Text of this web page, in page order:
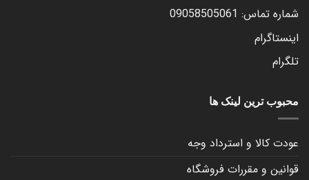
شماره تماس: 09058505061
اینستاگرام
تلگرام
محبوب ترین لینک ها
عودت کالا و استرداد وجه
قوانین و مقررات فروشگاه